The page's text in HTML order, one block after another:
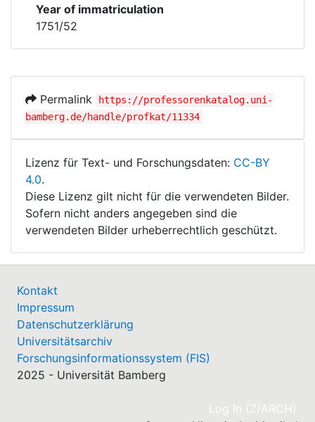
Year of immatriculation
1751/52
Permalink
https://professorenkatalog.uni-
bamberg.de/handle/profkat/11334
Lizenz für Text- und Forschungsdaten: CC-BY
4.0.
Diese Lizenz gilt nicht für die verwendeten Bilder.
Sofern nicht anders angegeben sind die
verwendeten Bilder urheberrechtlich geschützt.
Kontakt
Impressum
Datenschutzerklärung
Universitätsarchiv
Forschungsinformationssystem (FIS)
2025 - Universität Bamberg
Log In (Z/ARCH)